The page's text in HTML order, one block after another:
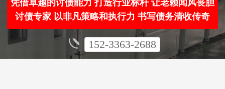
凭借卓越的讨债能力 打造行业标杆 让老赖闻风丧胆
讨债专家 以非凡策略和执行力 书写债务清收传奇
152-3363-2688